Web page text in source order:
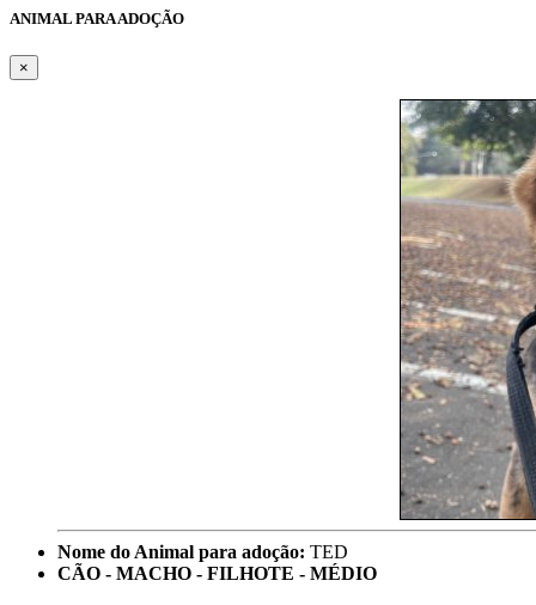
ANIMAL PARA ADOÇÃO
×
Nome do Animal para adoção: TED
CÃO - MACHO - FILHOTE - MÉDIO